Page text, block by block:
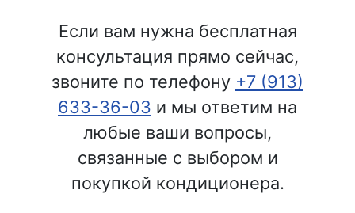
Если вам нужна бесплатная
консультация прямо сейчас,
звоните по телефону +7 (913)
633-36-03 и мы ответим на
любые ваши вопросы,
связанные с выбором и
покупкой кондиционера.